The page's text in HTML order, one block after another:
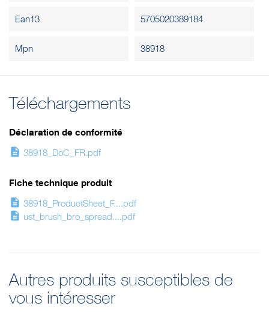
Ean13 5705020389184
Mpn 38918
Téléchargements
Déclaration de conformité
description 38918_DoC_FR.pdf
Fiche technique produit
description 38918_ProductSheet_F....pdf
description ust_brush_bro_spread....pdf
Autres produits susceptibles de
vous intéresser